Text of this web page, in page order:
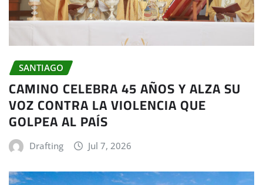
SANTIAGO
CAMINO CELEBRA 45 AÑOS Y ALZA SU
VOZ CONTRA LA VIOLENCIA QUE
GOLPEA AL PAÍS
Drafting Jul 7, 2026